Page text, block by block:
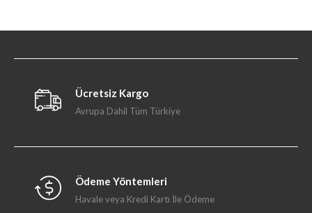
Ücretsiz Kargo
Avrupa Dahil Tüm Türkiye
Ödeme Yöntemleri
Havale veya Kredi Kartı İle Ödeme